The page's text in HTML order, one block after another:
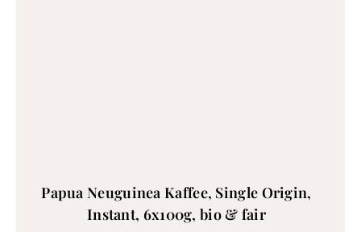
Papua Neuguinea Kaffee, Single Origin,
Instant, 6x100g, bio & fair